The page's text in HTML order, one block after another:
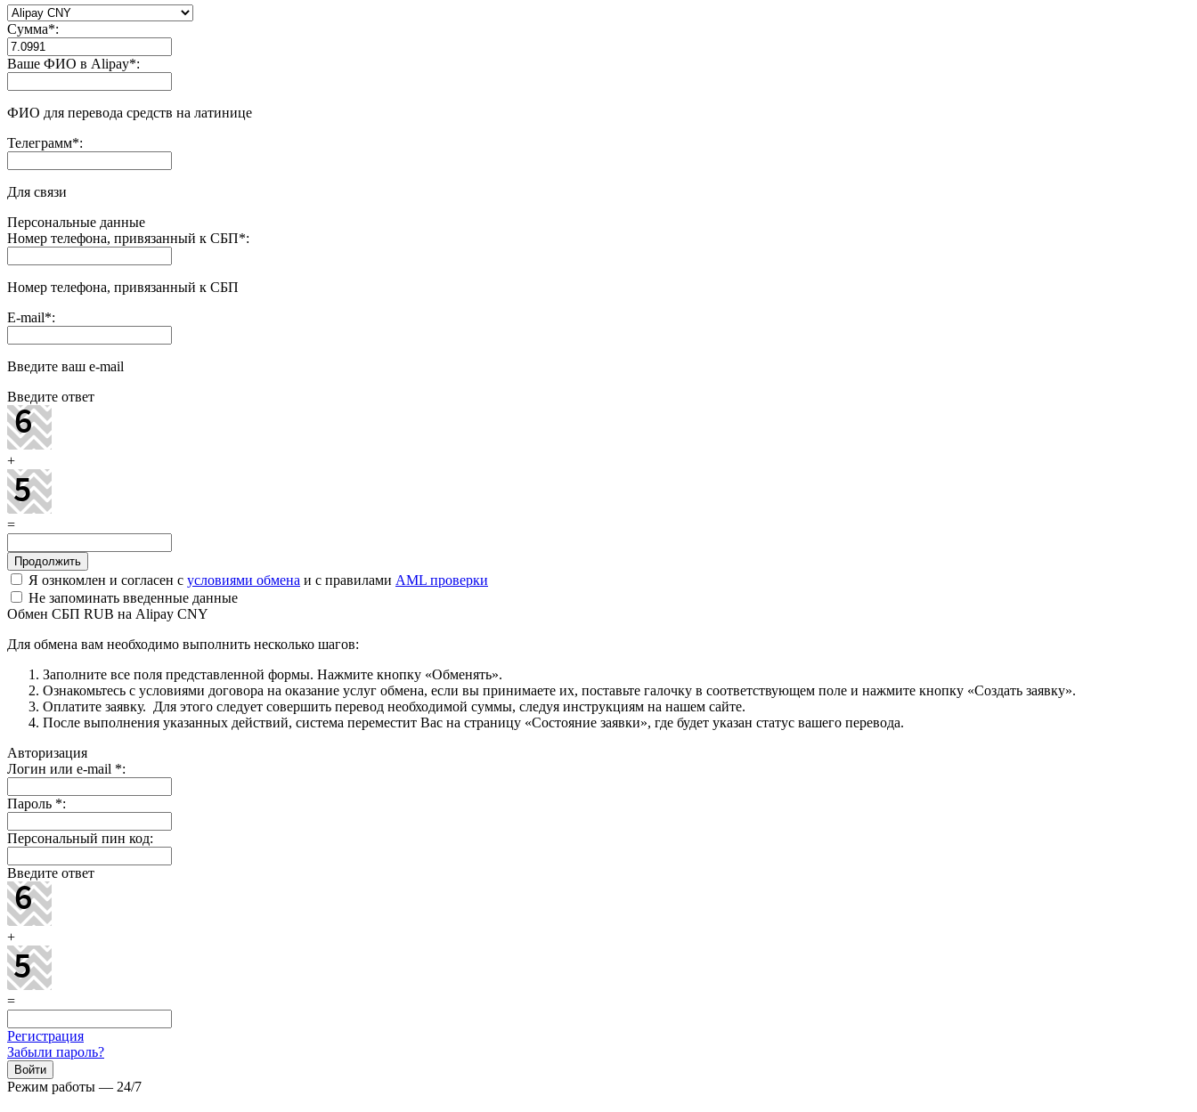
Сумма*:
Ваше ФИО в Alipay*:
ФИО для перевода средств на латинице
Телеграмм*:
Для связи
Персональные данные
Номер телефона, привязанный к СБП*:
Номер телефона, привязанный к СБП
E-mail*:
Введите ваш e-mail
Введите ответ
+
=
Я ознкомлен и согласен с условиями обмена и с правилами AML проверки
Не запоминать введенные данные
Обмен СБП RUB на Alipay CNY
Для обмена вам необходимо выполнить несколько шагов:
Заполните все поля представленной формы. Нажмите кнопку «Обменять».
Ознакомьтесь с условиями договора на оказание услуг обмена, если вы принимаете их, поставьте галочку в соответствующем поле и нажмите кнопку «Создать заявку».
Оплатите заявку. Для этого следует совершить перевод необходимой суммы, следуя инструкциям на нашем сайте.
После выполнения указанных действий, система переместит Вас на страницу «Состояние заявки», где будет указан статус вашего перевода.
Авторизация
Логин или e-mail *:
Пароль *:
Персональный пин код:
Введите ответ
+
=
Регистрация
Забыли пароль?
Режим работы — 24/7